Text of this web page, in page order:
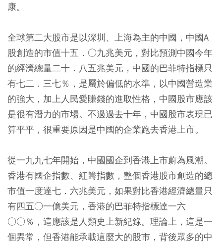
康。
全球第二大股市是以深圳、上海為主的中國，中國A
股創造的市值十五．○九兆美元，對比預測中國今年
的經濟總量二十．八五兆美元，中國的巴菲特指標只
有七二．三七％，是屬於偏低的水準，以中國營造業
的強大，加上人民愛賺錢的進取性格，中國股市應該
是很有潛力的市場。不過過去十年，中國股市表現已
算平平，很重要原因是中國的企業跑去香港上市。
從一九九七年開始，中國國企到香港上市蔚為風潮。
香港有國企指數、紅籌指數，整個香港股市創造的總
市值一度達七．六兆美元，如果對比香港經濟總量只
有四五○一億美元，香港的巴菲特指標達一六
○○％，這應該是人類史上新紀錄。理論上，這是一
個異常，但香港能承載這麼大的股市，背後眾多的中